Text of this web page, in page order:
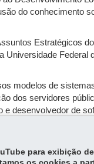
do conhecimento
Estratégicos
Federal
modelos de
dos servidores
e desenvolvedor de
de
para exibição de